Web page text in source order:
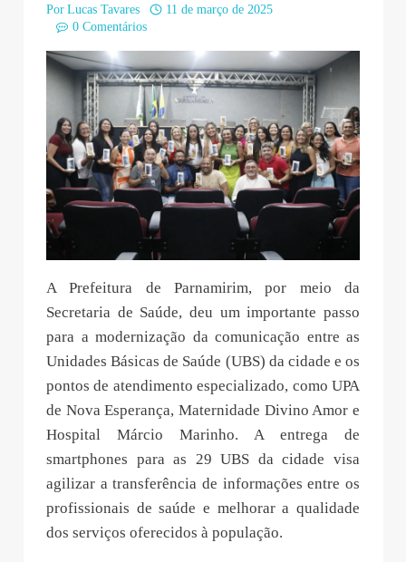
Por Lucas Tavares
11 de março de 2025
0 Comentários
A Prefeitura de Parnamirim, por meio da
Secretaria de Saúde, deu um importante passo
para a modernização da comunicação entre as
Unidades Básicas de Saúde (UBS) da cidade e os
pontos de atendimento especializado, como UPA
de Nova Esperança, Maternidade Divino Amor e
Hospital Márcio Marinho. A entrega de
smartphones para as 29 UBS da cidade visa
agilizar a transferência de informações entre os
profissionais de saúde e melhorar a qualidade
dos serviços oferecidos à população.